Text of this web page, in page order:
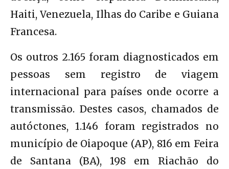
Haiti, Venezuela, Ilhas do Caribe e Guiana
Francesa.
Os outros 2.165 foram diagnosticados em
pessoas sem registro de viagem
internacional para países onde ocorre a
transmissão. Destes casos, chamados de
autóctones, 1.146 foram registrados no
município de Oiapoque (AP), 816 em Feira
de Santana (BA), 198 em Riachão do